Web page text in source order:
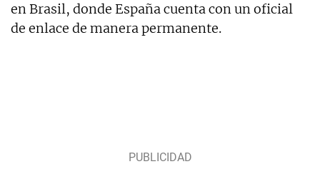
en Brasil, donde España cuenta con un oficial
de enlace de manera permanente.